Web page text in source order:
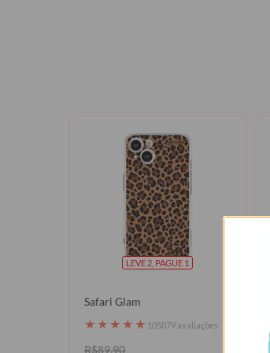
LEVE 2, PAGUE 1
Safari Glam
★ ★ ★ ★ ★ 105079 avaliações
R$89,90